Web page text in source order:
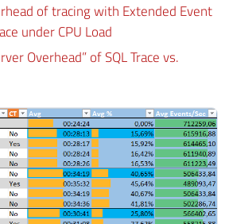
of tracing with Extended Event
under CPU Load
Overhead” of SQL Trace vs.